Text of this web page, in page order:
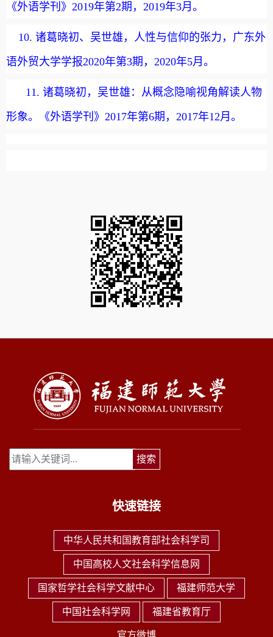
《外语学刊》 2019年第2期， 2019年3月。
10.诸葛晓初、吴世雄，人性与信仰的张力， 广东外
语外贸大学学报2020年第3期， 2020年5月。
1 1. 诸葛晓初，吴世雄：从概念隐喻视角解读人物
形象。《外语学刊》 2017年第6期， 2017年12月。
快速链接
中华人民共和国教育部社会科学司
中国高校人文社会科学信息网
国家哲学社会科学文献中心 福建师范大学
中国社会科学网 福建省教育厅